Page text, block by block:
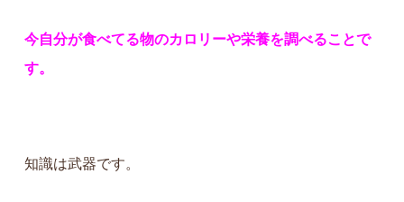
今自分が食べてる物のカロリーや栄養を調べることで
す。
知識は武器です。